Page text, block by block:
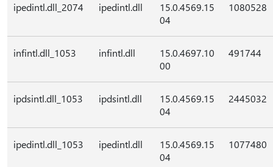
ipedintl.dll_2074 ipedintl.dll
15.0.4569.15
04
1080528
infintl.dll_1053 infintl.dll
15.0.4697.10
00
491744
ipdsintl.dll_1053 ipdsintl.dll
15.0.4569.15
04
2445032
ipedintl.dll_1053 ipedintl.dll
15.0.4569.15
04
1077480